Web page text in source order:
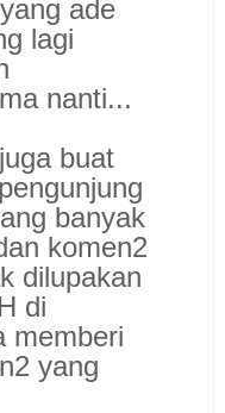
ade
lagi
nanti...
buat
banyak
komen2
dilupakan
di
memberi
yang